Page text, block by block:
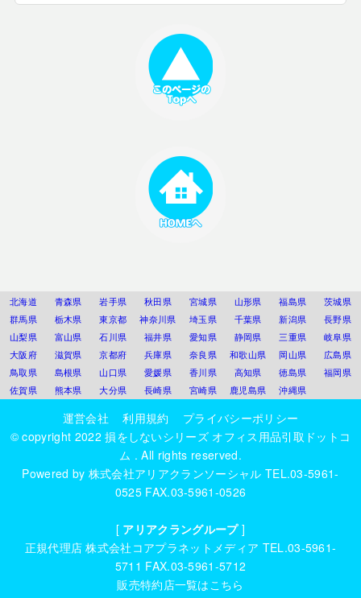
北海道 青森県 岩手県 秋田県 宮城県 山形県 福島県
茨城県
群馬県
栃木県 東京都 神奈川県 埼玉県 千葉県 新潟県
長野県
山梨県
富山県 石川県 福井県 愛知県 静岡県 三重県
岐阜県
大阪府
滋賀県 京都府 兵庫県 奈良県 和歌山県 岡山県
広島県
鳥取県
島根県 山口県 愛媛県 香川県 高知県 徳島県
福岡県
佐賀県
熊本県 大分県 長崎県 宮崎県 鹿児島県 沖縄県
運営会社 利用規約
プライバシーポリシー
© copyright 2022損をしないシリーズ オフィス用品引取ドットコ
ム . All rights reserved.
Powered by 株式会社アリアクランソーシャル TEL.03-5961-
0525 FAX.03-5961-0526
[ アリアクラングループ]
正規代理店株式会社コアプラネットメディア TEL.03-5961-
5711 FAX.03-5961-5712
販売特約店一覧はこちら